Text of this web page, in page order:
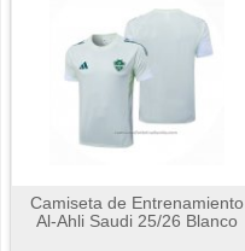
Camiseta de Entrenamiento
Al-Ahli Saudi 25/26 Blanco